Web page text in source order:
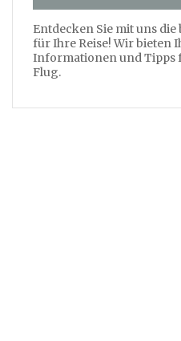
Entdecken Sie mit uns
für Ihre Reise! Wir bieten
Informationen und Tipps
Flug.